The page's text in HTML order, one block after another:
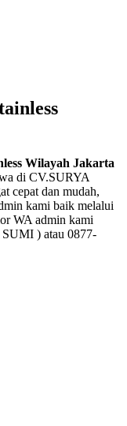
Wilayah Jakarta
di CV.SURYA
cepat dan mudah,
kami baik melalui
WA admin kami
) atau 0877-